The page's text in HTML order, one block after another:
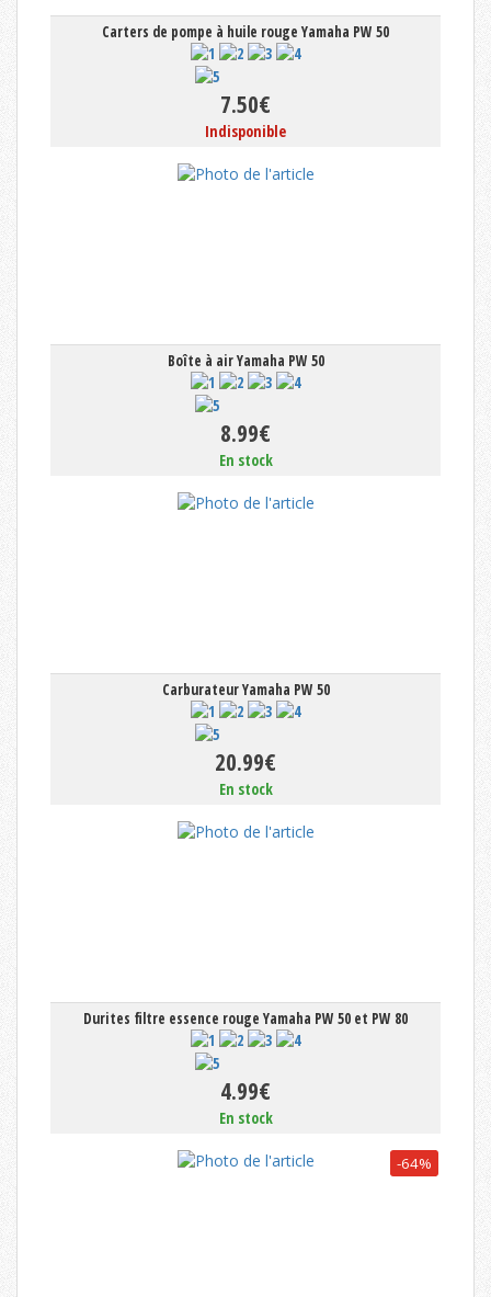
Carters de pompe à huile rouge Yamaha PW 50
7.50€
Indisponible
Boîte à air Yamaha PW 50
8.99€
En stock
Carburateur Yamaha PW 50
20.99€
En stock
Durites filtre essence rouge Yamaha PW 50 et PW 80
4.99€
En stock
-64%